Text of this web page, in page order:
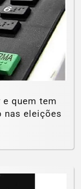
e quem tem
eleições